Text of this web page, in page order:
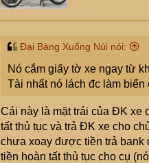
t
e
Đại Bàng Xuống Núi nói:
Nó cắm giấy tờ xe ngay từ
Tài nhất nó lách đc làm biển
Cái này là mặt trái của ĐK xe
tất thủ tục và trả ĐK xe cho
chưa xoay được tiền trả bank
tiền hoàn tất thủ tục cho cụ